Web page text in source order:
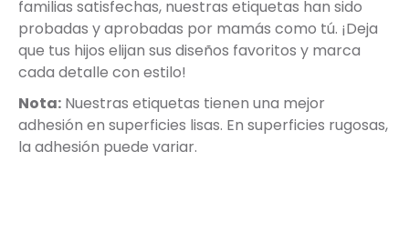
familias satisfechas, nuestras etiquetas han sido
probadas y aprobadas por mamás como tú. ¡Deja
que tus hijos elijan sus diseños favoritos y marca
cada detalle con estilo!
Nota: Nuestras etiquetas tienen una mejor
adhesión en superficies lisas. En superficies rugosas,
la adhesión puede variar.